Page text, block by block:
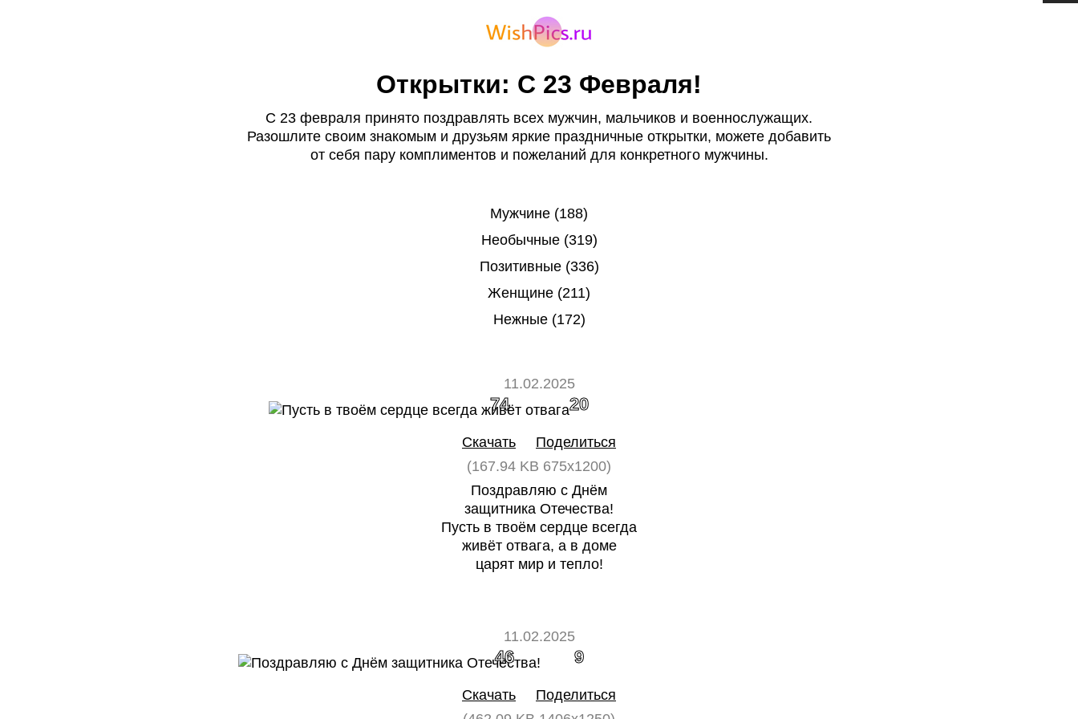
Открытки: С 23 Февраля!
С 23 февраля принято поздравлять всех мужчин, мальчиков и военнослужащих.
Разошлите своим знакомым и друзьям яркие праздничные открытки, можете добавить
от себя пару комплиментов и пожеланий для конкретного мужчины.
Мужчине (188)
Необычные (319)
Позитивные (336)
Женщине (211)
Нежные (172)
11.02.2025
74 20
Скачать
Поделиться
(167.94 KB 675x1200)
Поздравляю с Днём
защитника Отечества!
Пусть в твоём сердце всегда
живёт отвага, а в доме
царят мир и тепло!
11.02.2025
46 9
Скачать
Поделиться